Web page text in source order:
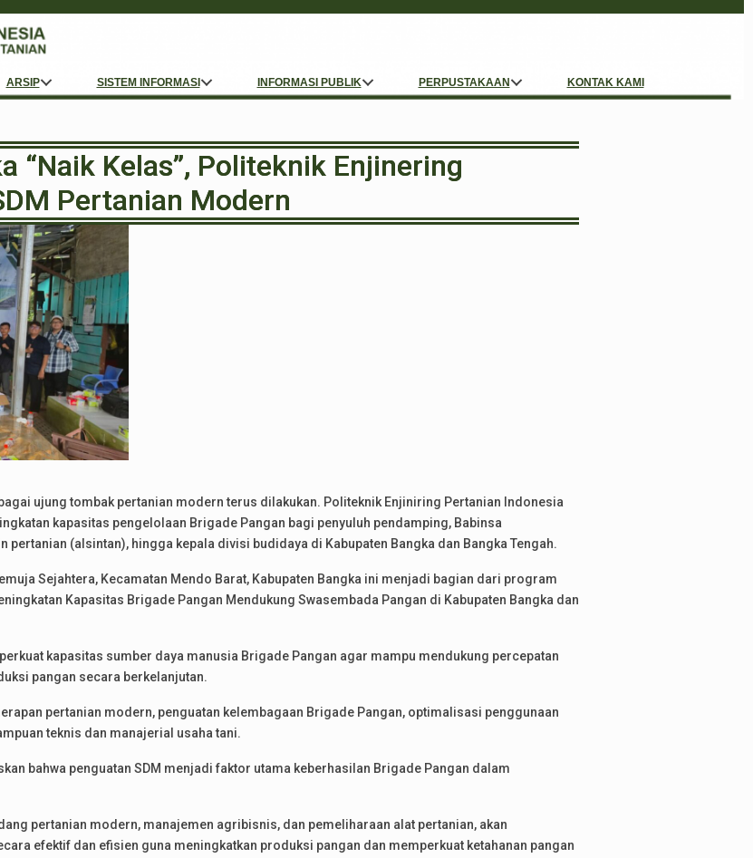
ARSIP SISTEM INFORMASI INFORMASI PUBLIK PERPUSTAKAAN KONTAK KAMI
“Naik Kelas”, Politeknik Enjinering
Pertanian Modern
ujung tombak pertanian modern terus dilakukan. Politeknik Enjiniring Pertanian Indonesia
kapasitas pengelolaan Brigade Pangan bagi penyuluh pendamping, Babinsa
(alsintan), hingga kepala divisi budidaya di Kabupaten Bangka dan Bangka Tengah.
Sejahtera, Kecamatan Mendo Barat, Kabupaten Bangka ini menjadi bagian dari program
Kapasitas Brigade Pangan Mendukung Swasembada Pangan di Kabupaten Bangka dan
kapasitas sumber daya manusia Brigade Pangan agar mampu mendukung percepatan
pangan secara berkelanjutan.
pertanian modern, penguatan kelembagaan Brigade Pangan, optimalisasi penggunaan
teknis dan manajerial usaha tani.
bahwa penguatan SDM menjadi faktor utama keberhasilan Brigade Pangan dalam
pertanian modern, manajemen agribisnis, dan pemeliharaan alat pertanian, akan
efektif dan efisien guna meningkatkan produksi pangan dan memperkuat ketahanan pangan